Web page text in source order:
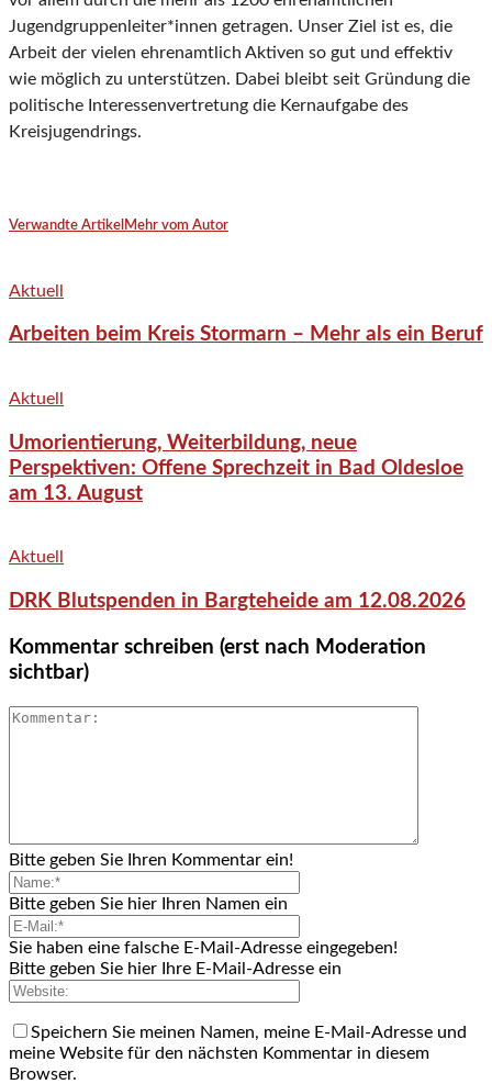
Jugendgruppenleiter*innen getragen. Unser Ziel ist es, die
Arbeit der vielen ehrenamtlich Aktiven so gut und effektiv
wie möglich zu unterstützen. Dabei bleibt seit Gründung die
politische Interessenvertretung die Kernaufgabe des
Kreisjugendrings.
Verwandte Artikel Mehr vom Autor
Aktuell
Arbeiten beim Kreis Stormarn – Mehr als ein Beruf
Aktuell
Umorientierung, Weiterbildung, neue
Perspektiven: Offene Sprechzeit in Bad Oldesloe
am 13. August
Aktuell
DRK Blutspenden in Bargteheide am 12.08.2026
Kommentar schreiben (erst nach Moderation
sichtbar)
Bitte geben Sie Ihren Kommentar ein!
Bitte geben Sie hier Ihren Namen ein
Sie haben eine falsche E-Mail-Adresse eingegeben!
Bitte geben Sie hier Ihre E-Mail-Adresse ein
Speichern Sie meinen Namen, meine E-Mail-Adresse und
meine Website für den nächsten Kommentar in diesem
Browser.